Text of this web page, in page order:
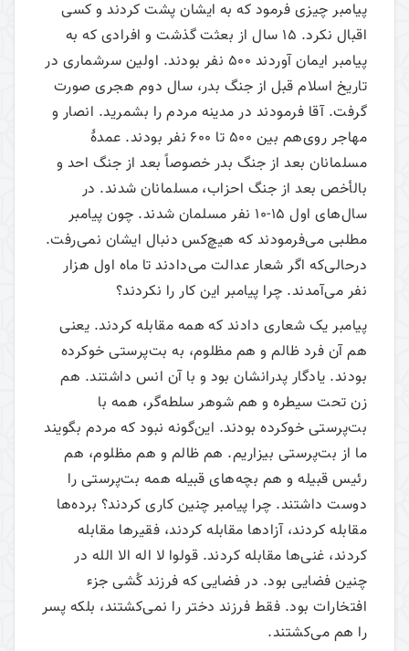
پیامبر چیزی فرمود که به ایشان پشت کردند و کسی
اقبال نکرد. 15 سال از بعثت گذشت و افرادی که به
پیامبر ایمان آوردند 500 نفر بودند. اولین سرشماری در
تاریخ اسلام قبل از جنگ بدر، سال دوم هجری صورت
گرفت. آقا فرمودند در مدینه مردم را بشمرید. انصار و
مهاجر روی‌هم بین 500 تا 600 نفر بودند. عمدۀ
مسلمانان بعد از جنگ بدر خصوصاً بعد از جنگ احد و
بالأخص بعد از جنگ احزاب، مسلمانان شدند. در
سال‌های اول 15-10 نفر مسلمان شدند. چون پیامبر
مطلبی می‌‌فرمودند که هیچ‌کس دنبال ایشان نمی‌‌رفت.
درحالی‌که اگر شعار عدالت می‌‌دادند تا ماه اول هزار
نفر می‌‌آمدند. چرا پیامبر این کار را نکردند؟
پیامبر یک شعاری دادند که همه مقابله کردند. یعنی
هم آن فرد ظالم و هم مظلوم، به بت‌پرستی خوکرده
بودند. یادگار پدرانشان بود و با آن انس داشتند. هم
زن تحت سیطره و هم شوهر سلطه‌گر، همه با
بت‌پرستی خوکرده بودند. این‌گونه نبود که مردم بگویند
ما از بت‌پرستی بیزاریم. هم ظالم و هم مظلوم، هم
رئیس قبیله و هم بچه‌های قبیله همه بت‌پرستی را
دوست داشتند. چرا پیامبر چنین کاری کردند؟ برده‌ها
مقابله کردند، آزاد‌ها مقابله کردند، فقیرها مقابله
کردند، غنی‌ها مقابله کردند. قولوا لا اله الا الله در
چنین فضایی بود. در فضایی که فرزند کُشی جزء
افتخارات بود. فقط فرزند دختر را نمی‌‌کشتند، بلکه پسر
را هم می‌‌کشتند.